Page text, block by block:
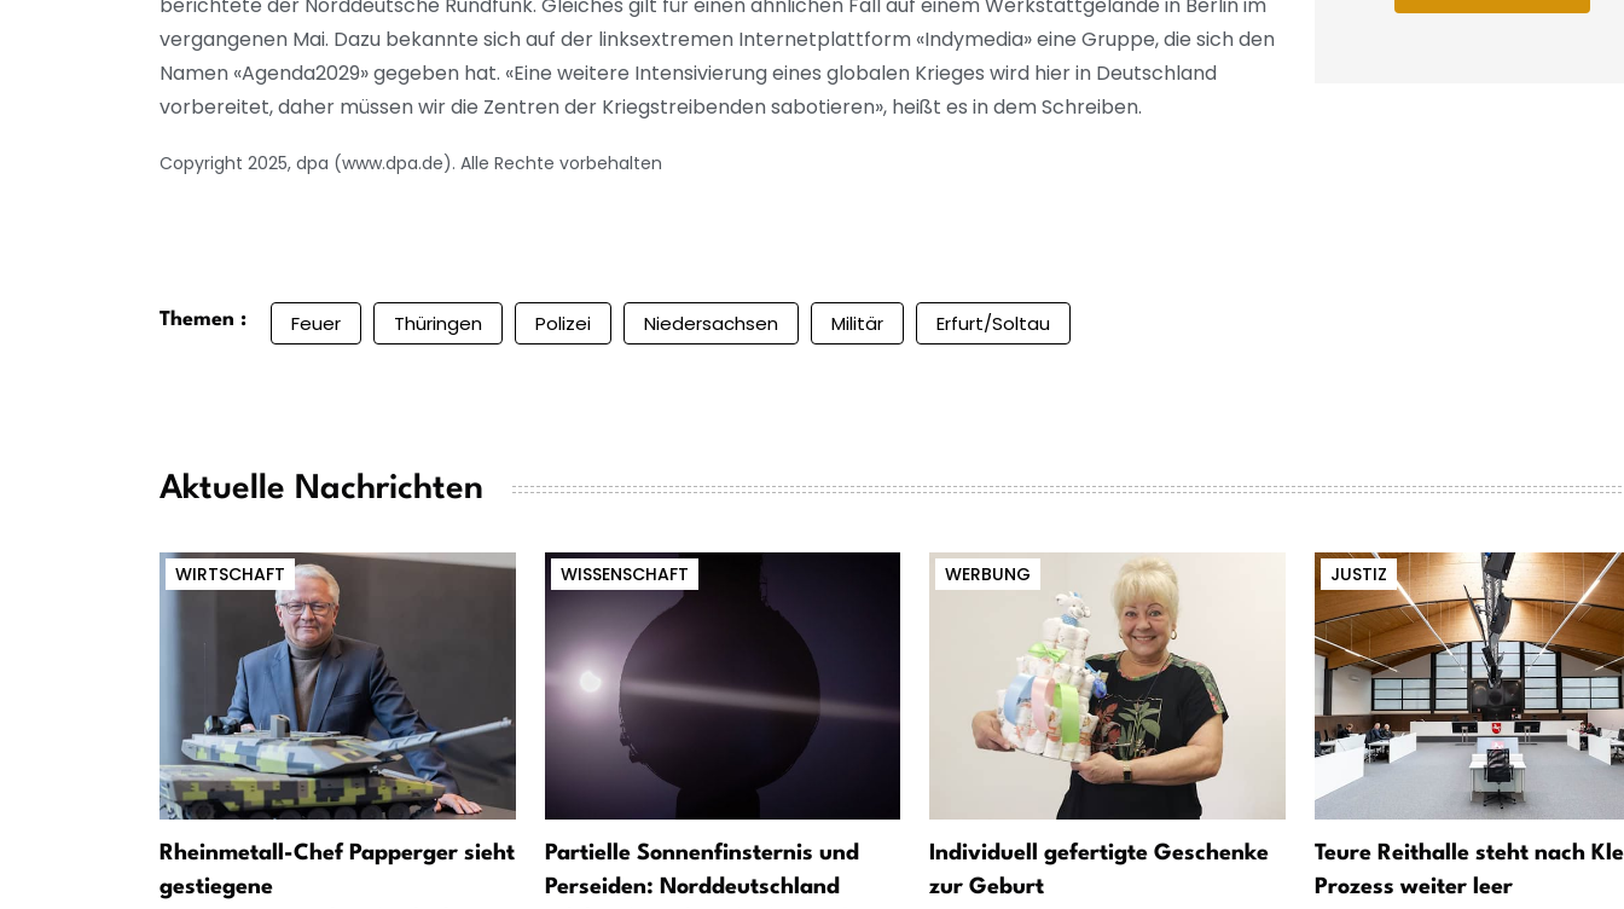
vergangenen Mai. Dazu bekannte sich auf der linksextremen Internetplattform «Indymedia» eine Gruppe, die sich den
Namen «Agenda2029» gegeben hat. «Eine weitere Intensivierung eines globalen Krieges wird hier in Deutschland
vorbereitet, daher müssen wir die Zentren der Kriegstreibenden sabotieren», heißt es in dem Schreiben.
Copyright 2025, dpa (www.dpa.de). Alle Rechte vorbehalten
Themen : Feuer Thüringen Polizei Niedersachsen Militär Erfurt/Soltau
Aktuelle Nachrichten
WIRTSCHAFT
Rheinmetall-Chef Papperger sieht
gestiegene
WISSENSCHAFT
Partielle Sonnenfinsternis und
Perseiden: Norddeutschland
WERBUNG
Individuell gefertigte Geschenke
zur Geburt
JUSTIZ
Teure Reithalle steht nach
Prozess weiter leer